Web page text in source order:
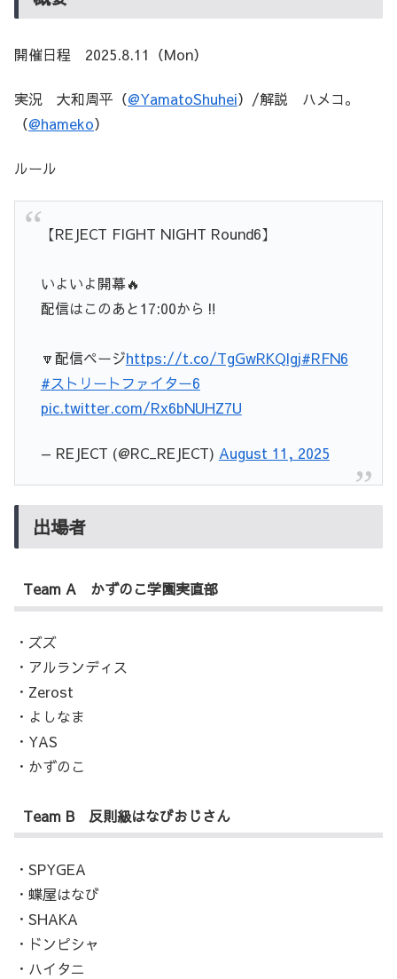
開催日程 2025.8.11（Mon）
実況 大和周平（@YamatoShuhei）/解説 ハメコ。
（@hameko）
ルール
【REJECT FIGHT NIGHT Round6】
いよいよ開幕🔥
配信はこのあと17:00から‼️
🔽配信ページhttps://t.co/TgGwRKQlgj#RFN6
#ストリートファイター6
pic.twitter.com/Rx6bNUHZ7U
— REJECT (@RC_REJECT) August 11, 2025
出場者
Team A かずのこ学園実直部
・ズズ
・アルランディス
・Zerost
・よしなま
・YAS
・かずのこ
Team B 反則級はなびおじさん
・SPYGEA
・蝶屋はなび
・SHAKA
・ドンピシャ
・ハイタニ